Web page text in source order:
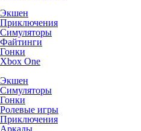
Экшен
Приключения
Симуляторы
Файтинги
Гонки
Xbox One
Экшен
Симуляторы
Гонки
Ролевые игры
Приключения
Аркады